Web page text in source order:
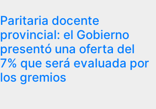
Paritaria docente
provincial: el Gobierno
presentó una oferta del
7% que será evaluada por
los gremios